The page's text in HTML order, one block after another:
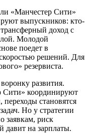
«Манчестер Сити»
выпускников: кто-
доход с
Молодой
поедет в
решений. Для
резервиста.
развития.
Сити» координируют
переходы становятся
Но у стратегии
заявкам, риск
давит на зарплаты.